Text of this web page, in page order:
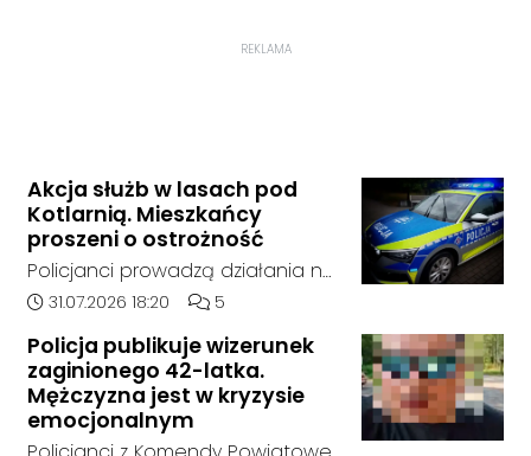
REKLAMA
Akcja służb w lasach pod
Kotlarnią. Mieszkańcy
proszeni o ostrożność
Policjanci prowadzą działania na
terenie kompleksów leśnych w
nam się ustalić, funkcjonariusze
poszukują mężczyzny, który może
posiadać niebezpieczne
narzędzie, nieoficjalnie broń i
Data dodania artykułu:
31.07.2026 18:20 Liczba komentarzy artykułu:
5
Policja publikuje wizerunek
zaginionego 42-latka.
Mężczyzna jest w kryzysie
emocjonalnym